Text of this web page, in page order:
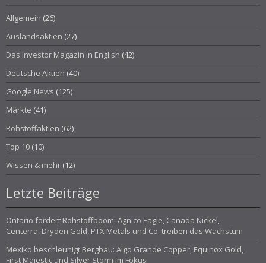
Allgemein (26)
Auslandsaktien (27)
Das Investor Magazin in English (42)
Deutsche Aktien (40)
Google News (125)
Märkte (41)
Rohstoffaktien (62)
Top 10 (10)
Wissen & mehr (12)
Letzte Beiträge
Ontario fördert Rohstoffboom: Agnico Eagle, Canada Nickel,
Centerra, Dryden Gold, PTX Metals und Co. treiben das Wachstum
Mexiko beschleunigt Bergbau: Algo Grande Copper, Equinox Gold,
First Majestic und Silver Storm im Fokus